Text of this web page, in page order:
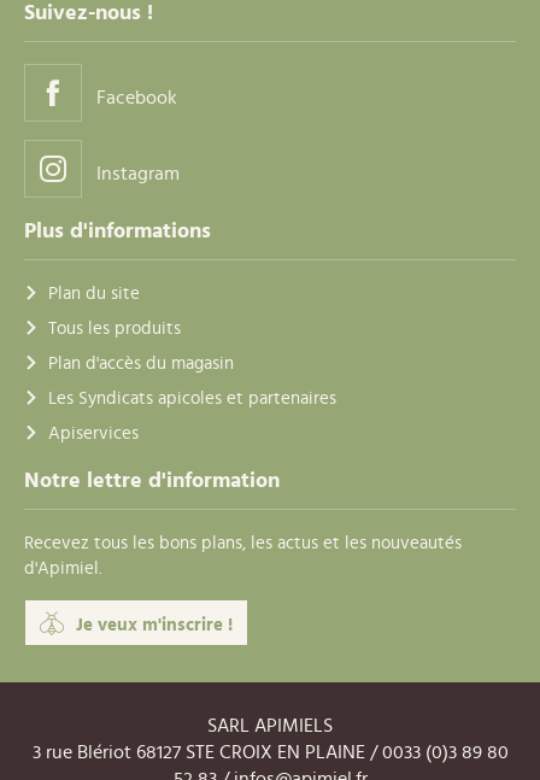
Suivez-nous !
Facebook
Instagram
Plus d'informations
Plan du site
Tous les produits
Plan d'accès du magasin
Les Syndicats apicoles et partenaires
Apiservices
Notre lettre d'information
Recevez tous les bons plans, les actus et les nouveautés
d'Apimiel.
Je veux m'inscrire !
SARL APIMIELS
3 rue Blériot 68127 STE CROIX EN PLAINE / 0033 (0)3 89 80